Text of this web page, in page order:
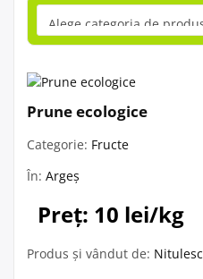
Prune ecologice
Categorie: Fructe
În: Argeș
Preț: 10 lei/kg
Produs și vândut de: